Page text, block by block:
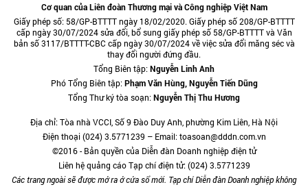
Cơ quan của Liên đoàn Thương mại và Công nghiệp Việt Nam
Giấy phép số: 58/GP-BTTTT ngày 18/02/2020. Giấy phép số 208/GP-BTTTT
cấp ngày 30/07/2024 sửa đổi, bổ sung giấy phép số 58/GP-BTTTT và Văn
bản số 3117/BTTTT-CBC cấp ngày 30/07/2024 về việc sửa đổi măng séc và
thay đổi người đứng đầu.
Tổng Biên tập:Nguyễn Linh Anh
Phó Tổng Biên tập:Phạm Văn Hùng, Nguyễn Tiến Dũng
Tổng Thư ký tòa soạn:Nguyễn Thị Thu Hương
Địa chỉ: Tòa nhà VCCI, Số 9 Đào Duy Anh, phường Kim Liên, Hà Nội
Điện thoại (024) 3.5771239 – Email: toasoan@dddn.com.vn
©2016 - Bản quyền của Diễn đàn Doanh nghiệp điện tử
Liên hệ quảng cáo Tạp chí điện tử: (024) 3.5771239
Các trang ngoài sẽ được mở ra ở cửa sổ mới. Tạp chí Diễn đàn Doanh nghiệp không